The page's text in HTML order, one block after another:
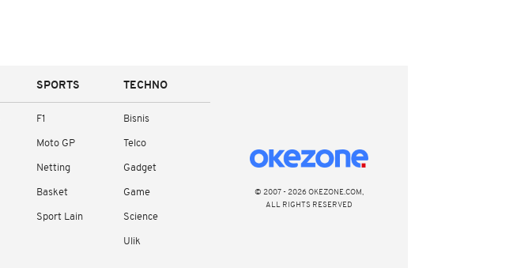
SPORTS
F1
Moto GP
Netting
Basket
Sport Lain
TECHNO
Bisnis
Telco
Gadget
Game
Science
Ulik
© 2007 - 2026 OKEZONE.COM,
ALL RIGHTS RESERVED